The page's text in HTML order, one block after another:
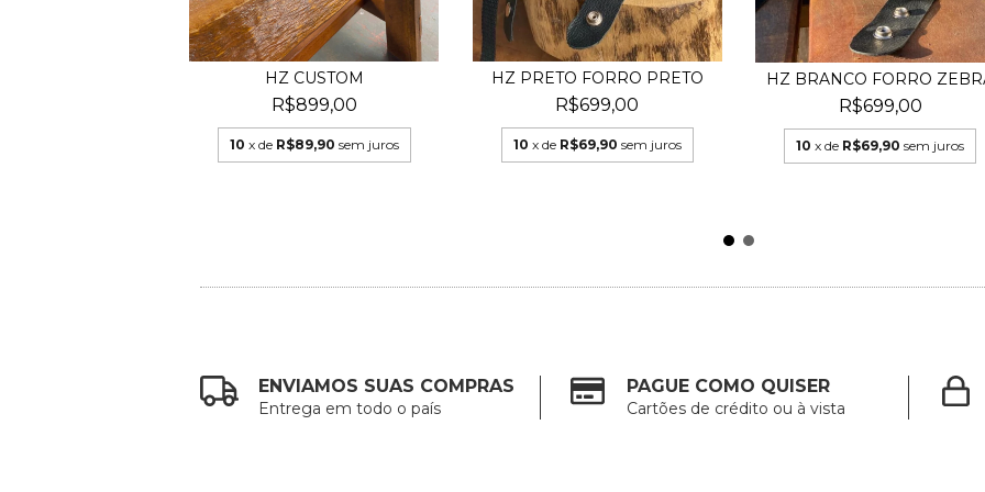
HZ CUSTOM
R$899,00
10 x de R$89,90 sem juros
HZ PRETO FORRO PRETO
R$699,00
10 x de R$69,90 sem juros
HZ BRANCO FORRO
R$699,00
10 x de R$69,90 sem juros
ENVIAMOS SUAS COMPRAS
Entrega em todo o país
PAGUE COMO QUISER
Cartões de crédito ou à vista